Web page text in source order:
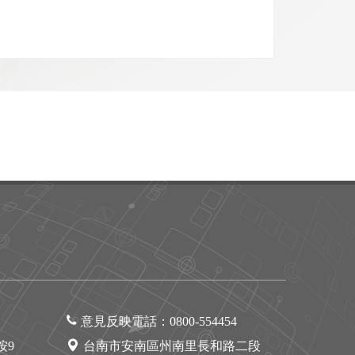
9
意見反映電話： 0800-554454
台南市安南區州南里長和路二段